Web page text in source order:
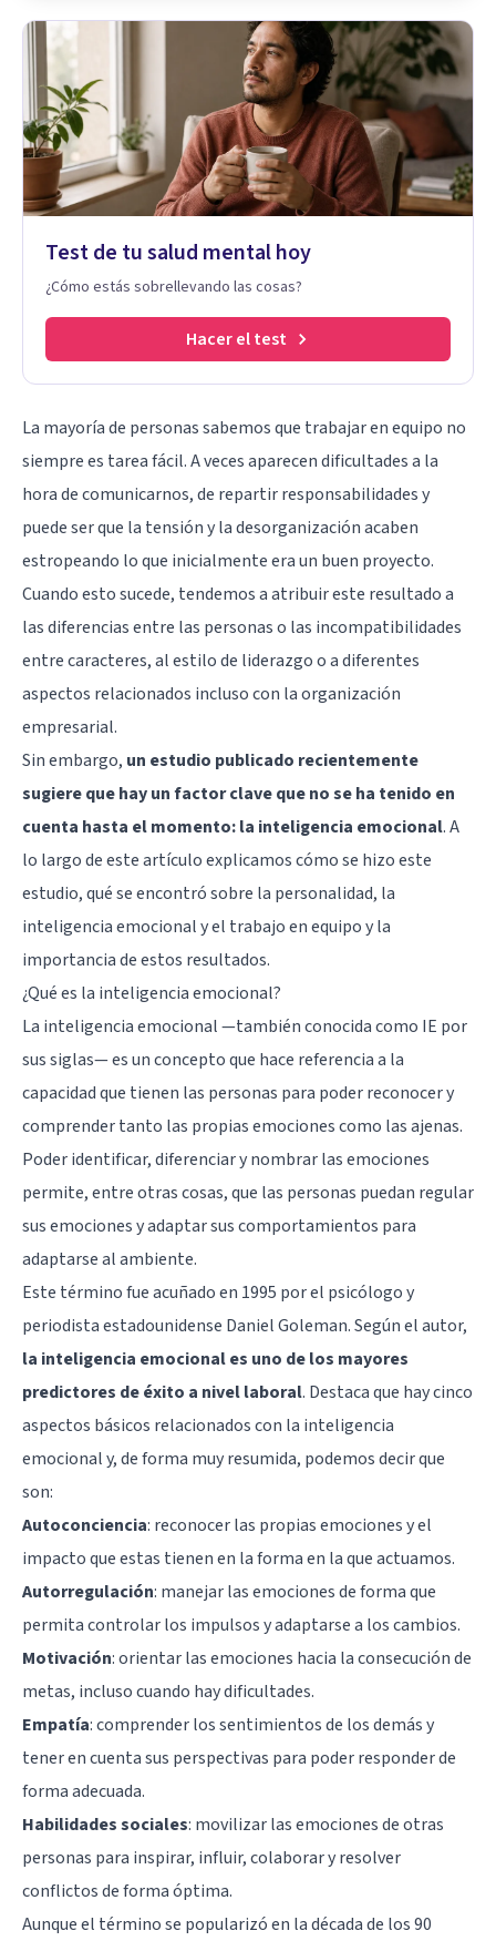
Test de tu salud mental hoy
¿Cómo estás sobrellevando las cosas?
Hacer el test
La mayoría de personas sabemos que trabajar en equipo no
siempre es tarea fácil. A veces aparecen dificultades a la
hora de comunicarnos, de repartir responsabilidades y
puede ser que la tensión y la desorganización acaben
estropeando lo que inicialmente era un buen proyecto.
Cuando esto sucede, tendemos a atribuir este resultado a
las diferencias entre las personas o las incompatibilidades
entre caracteres, al estilo de liderazgo o a diferentes
aspectos relacionados incluso con la organización
empresarial.
Sin embargo, un estudio publicado recientemente
sugiere que hay un factor clave que no se ha tenido en
cuenta hasta el momento: la inteligencia emocional. A
lo largo de este artículo explicamos cómo se hizo este
estudio, qué se encontró sobre la personalidad, la
inteligencia emocional y el trabajo en equipo y la
importancia de estos resultados.
¿Qué es la inteligencia emocional?
La inteligencia emocional —también conocida como IE por
sus siglas— es un concepto que hace referencia a la
capacidad que tienen las personas para poder reconocer y
comprender tanto las propias emociones como las ajenas.
Poder identificar, diferenciar y nombrar las emociones
permite, entre otras cosas, que las personas puedan regular
sus emociones y adaptar sus comportamientos para
adaptarse al ambiente.
Este término fue acuñado en 1995 por el psicólogo y
periodista estadounidense Daniel Goleman. Según el autor,
la inteligencia emocional es uno de los mayores
predictores de éxito a nivel laboral. Destaca que hay cinco
aspectos básicos relacionados con la inteligencia
emocional y, de forma muy resumida, podemos decir que
son:
Autoconciencia: reconocer las propias emociones y el
impacto que estas tienen en la forma en la que actuamos.
Autorregulación: manejar las emociones de forma que
permita controlar los impulsos y adaptarse a los cambios.
Motivación: orientar las emociones hacia la consecución de
metas, incluso cuando hay dificultades.
Empatía: comprender los sentimientos de los demás y
tener en cuenta sus perspectivas para poder responder de
forma adecuada.
Habilidades sociales: movilizar las emociones de otras
personas para inspirar, influir, colaborar y resolver
conflictos de forma óptima.
Aunque el término se popularizó en la década de los 90